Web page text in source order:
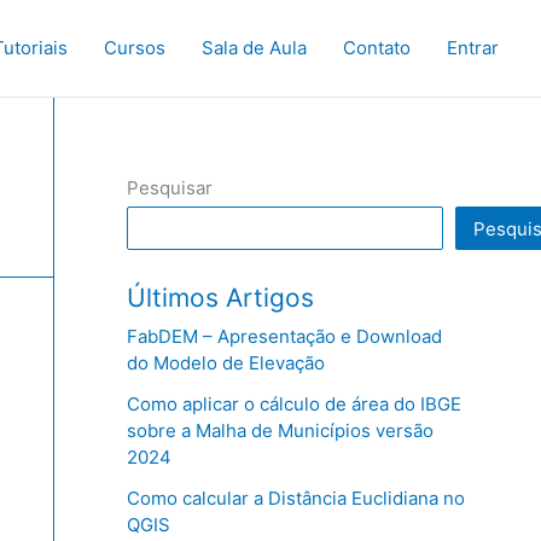
Cursos Sala de Aula Contato Entrar
Pesquisar
Últimos Artigos
FabDEM – Apresentação e Download
do Modelo de Elevação
Como aplicar o cálculo de área do IBGE
sobre a Malha de Municípios versão
2024
Como calcular a Distância Euclidiana no
QGIS